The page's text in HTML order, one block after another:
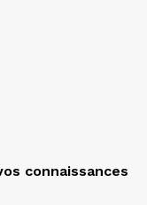
connaissances